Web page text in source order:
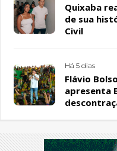
Quixaba
de sua
Civil
Há 5 dias
Flávio
apresenta